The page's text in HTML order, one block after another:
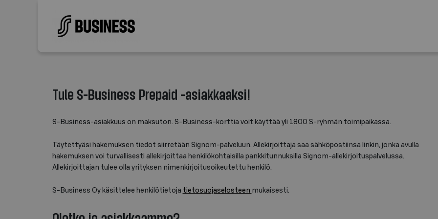
Tule S-Business Prepaid -asiakkaaksi!
S-Business-asiakkuus on maksuton. S-Business-korttia voit käyttää yli 1800 S-ryhmän toimipaikassa.
Täytettyäsi hakemuksen tiedot siirretään Signom-palveluun. Allekirjoittaja saa sähköpostiinsa linkin, jonka avulla
hakemuksen voi turvallisesti allekirjoittaa henkilökohtaisilla pankkitunnuksilla Signom-allekirjoituspalvelussa.
Allekirjoittajan tulee olla yrityksen nimenkirjoitusoikeutettu henkilö.
S-Business Oy käsittelee henkilötietoja tietosuojaselosteen mukaisesti.